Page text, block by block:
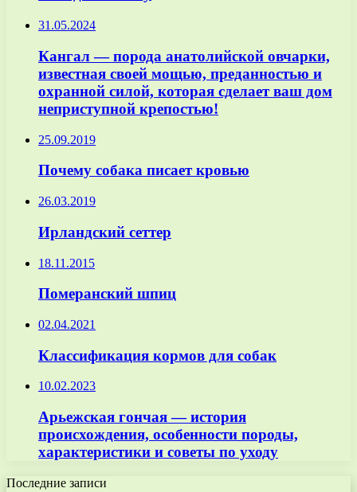
31.05.2024
Кангал — порода анатолийской овчарки,
известная своей мощью, преданностью и
охранной силой, которая сделает ваш дом
неприступной крепостью!
25.09.2019
Почему собака писает кровью
26.03.2019
Ирландский сеттер
18.11.2015
Померанский шпиц
02.04.2021
Классификация кормов для собак
10.02.2023
Арьежская гончая — история
происхождения, особенности породы,
характеристики и советы по уходу
Последние записи